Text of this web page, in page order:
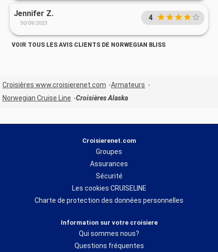
Jennifer Z.
30/09/2023
4
VOIR TOUS LES AVIS CLIENTS DE NORWEGIAN BLISS
Croisières www.croisierenet.com
Armateurs
Norwegian Cruise Line
Croisières Alaska
Croisierenet.com
Groupes
Assurances
Sécurité
Les cookies CRUISELINE
Charte de protection des données personnelles
Information sur votre croisiere
Qui sommes nous?
Questions fréquentes